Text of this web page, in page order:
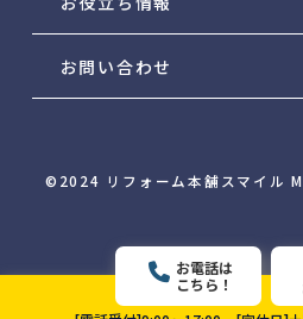
お電話は
こちら！
お問い合わせ
©2024 リフォーム本舗スマイル